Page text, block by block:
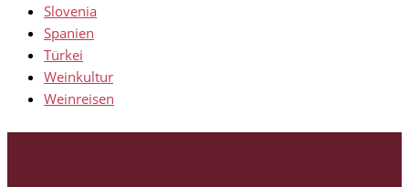
Slovenia
Spanien
Türkei
Weinkultur
Weinreisen